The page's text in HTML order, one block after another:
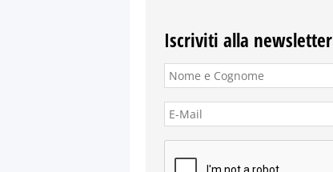
Iscriviti alla newsletter